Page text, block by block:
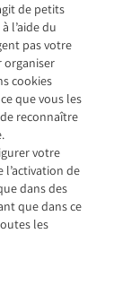
de petits
l’aide du
pas votre
cookies
que vous les
reconnaître
votre
l’activation de
dans des
que dans ce
les